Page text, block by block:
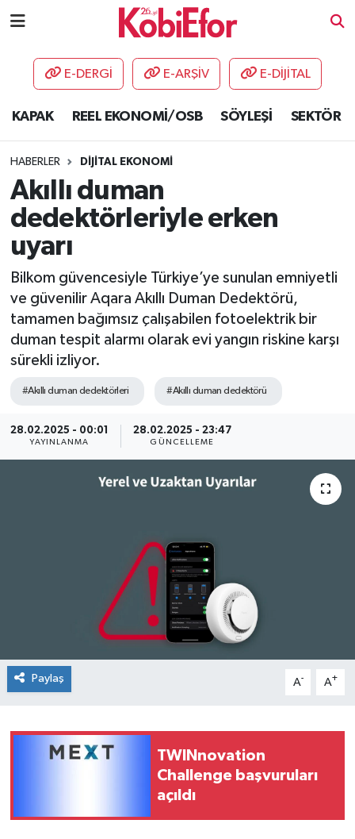
E-DERGİ E-ARŞİV E-DİJİTAL
KAPAK REEL EKONOMİ/OSB SÖYLEŞİ SEKTÖR
HABERLER DİJİTAL EKONOMİ
Akıllı duman
dedektörleriyle erken
uyarı
Bilkom güvencesiyle Türkiye’ye sunulan emniyetli
ve güvenilir Aqara Akıllı Duman Dedektörü,
tamamen bağımsız çalışabilen fotoelektrik bir
duman tespit alarmı olarak evi yangın riskine karşı
sürekli izliyor.
#Akıllı duman dedektörleri #Akıllı duman dedektörü
28.02.2025 - 00:01
YAYINLANMA
28.02.2025 - 23:47
GÜNCELLEME
Paylaş A- A+
TWINnovation
Challenge başvuruları
açıldı
AKADEMİ
DESTEK-TEŞVİK
ETKİNLİK
GÜNCEL
KAPAK
OSB
SEKTÖR
ŞİRKET PANO